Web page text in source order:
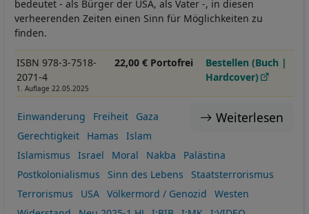
bedeutet - als Bürger der USA, als Vater -, in diesen
verheerenden Zeiten einen Sinn für Möglichkeiten zu
finden.
ISBN 978-3-7518-
2071-4
1. Auflage 22.05.2025
22,00 € Portofrei
Bestellen (Buch |
Hardcover)
Weiterlesen
Einwanderung Freiheit
Gaza
Gerechtigkeit
Hamas
Islam
Islamismus
Israel Moral Nakba
Palästina
Postkolonialismus
Sinn des Lebens
Staatsterrorismus
Terrorismus
USA Völkermord / Genozid
Westen